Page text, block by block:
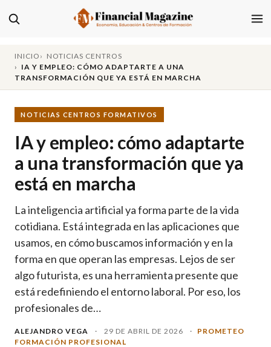
INICIO
NOTICIAS CENTROS
IA Y EMPLEO: CÓMO ADAPTARTE A UNA
TRANSFORMACIÓN QUE YA ESTÁ EN MARCHA
NOTICIAS CENTROS FORMATIVOS
IA y empleo: cómo adaptarte
a una transformación que ya
está en marcha
La inteligencia artificial ya forma parte de la vida
cotidiana. Está integrada en las aplicaciones que
usamos, en cómo buscamos información y en la
forma en que operan las empresas. Lejos de ser
algo futurista, es una herramienta presente que
está redefiniendo el entorno laboral. Por eso, los
profesionales de…
ALEJANDRO VEGA · 29 DE ABRIL DE 2026 ·
PROMETEO
FORMACIÓN PROFESIONAL